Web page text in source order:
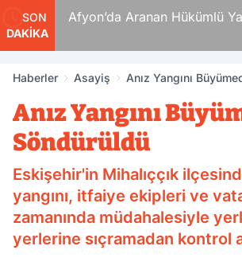
SON
DAKİKA
Afyon’da Aranan Hükümlü
Haberler Asayiş Anız Yangını
Anız Yangını
Söndürüldü
Eskişehir'in Mihalıççık
yangını, itfaiye ekipleri ve
zamanında müdahalesiyle
yerlerine sıçramadan kontrol